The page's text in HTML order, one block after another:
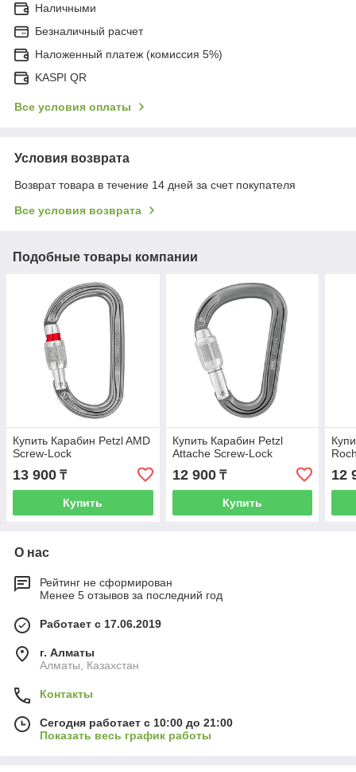
Наличными
Безналичный расчет
Наложенный платеж (комиссия 5%)
KASPI QR
Все условия оплаты
Условия возврата
Возврат товара в течение 14 дней за счет покупателя
Все условия возврата
Подобные товары компании
Купить Карабин Petzl AMD
Screw-Lock
13 900 ₸
Купить
Купить Карабин Petzl
Attache Screw-Lock
12 900₸
Купить
12
О нас
Рейтинг не сформирован
Менее 5 отзывов за последний год
Работает с 17.06.2019
г. Алматы
Алматы, Казахстан
Контакты
Сегодня работает с 10:00 до 21:00
Показать весь график работы